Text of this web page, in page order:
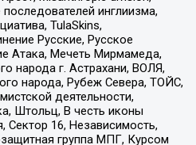
инглиизма,
TulaSkins,
Русские, Русское
Атака, Мечеть Мирмамеда,
народа г. Астрахани, ВОЛЯ,
народа, Рубеж Севера, ТОЙС,
деятельности,
Штольц, В честь иконы
16, Независимость,
группа МПГ, Курсом